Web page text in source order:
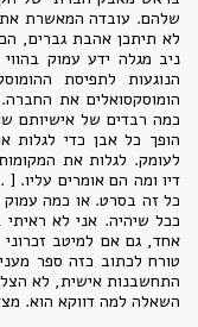
שלהם. עובדה המאשרת את
לא תיתכן אהבת גברים,
ניב מגלה ידע עמוק
הנוגעות לתפיסת
הומוסקסואלים את
כמה רבדים של אישיותם
הופך כל אבן כדי לגלות
לעומק. לגלות את
דיו ומה הם אומרים עליו.
כל זה בסרט. או כמה עמוק
ככל שיהיה. אני לא
אחד, גם אם למיטב
טורח לכתוב כזה ספר
התחשבנות אישית, לא
השאלה למה דווקא הוא.